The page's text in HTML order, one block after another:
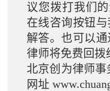
议您拨打我们
在线咨询按钮
解答。也可以通
律师将免费回拨
北京创为律师
网址